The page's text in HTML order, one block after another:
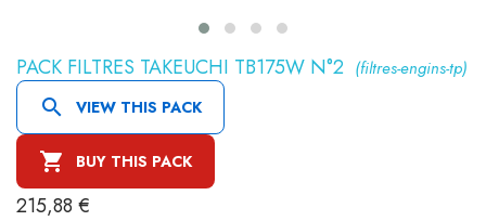
PACK FILTRES TAKEUCHI TB175W N°2 (filtres-engins-tp)
 VIEW THIS PACK
 BUY THIS PACK
215,88 €